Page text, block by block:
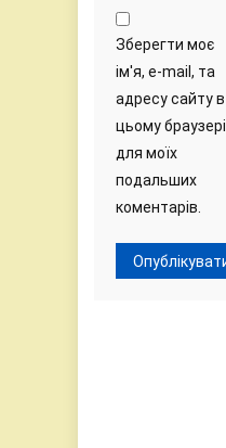
Зберегти моє
ім'я, e-mail, та
адресу сайту в
цьому браузері
для моїх
подальших
коментарів.